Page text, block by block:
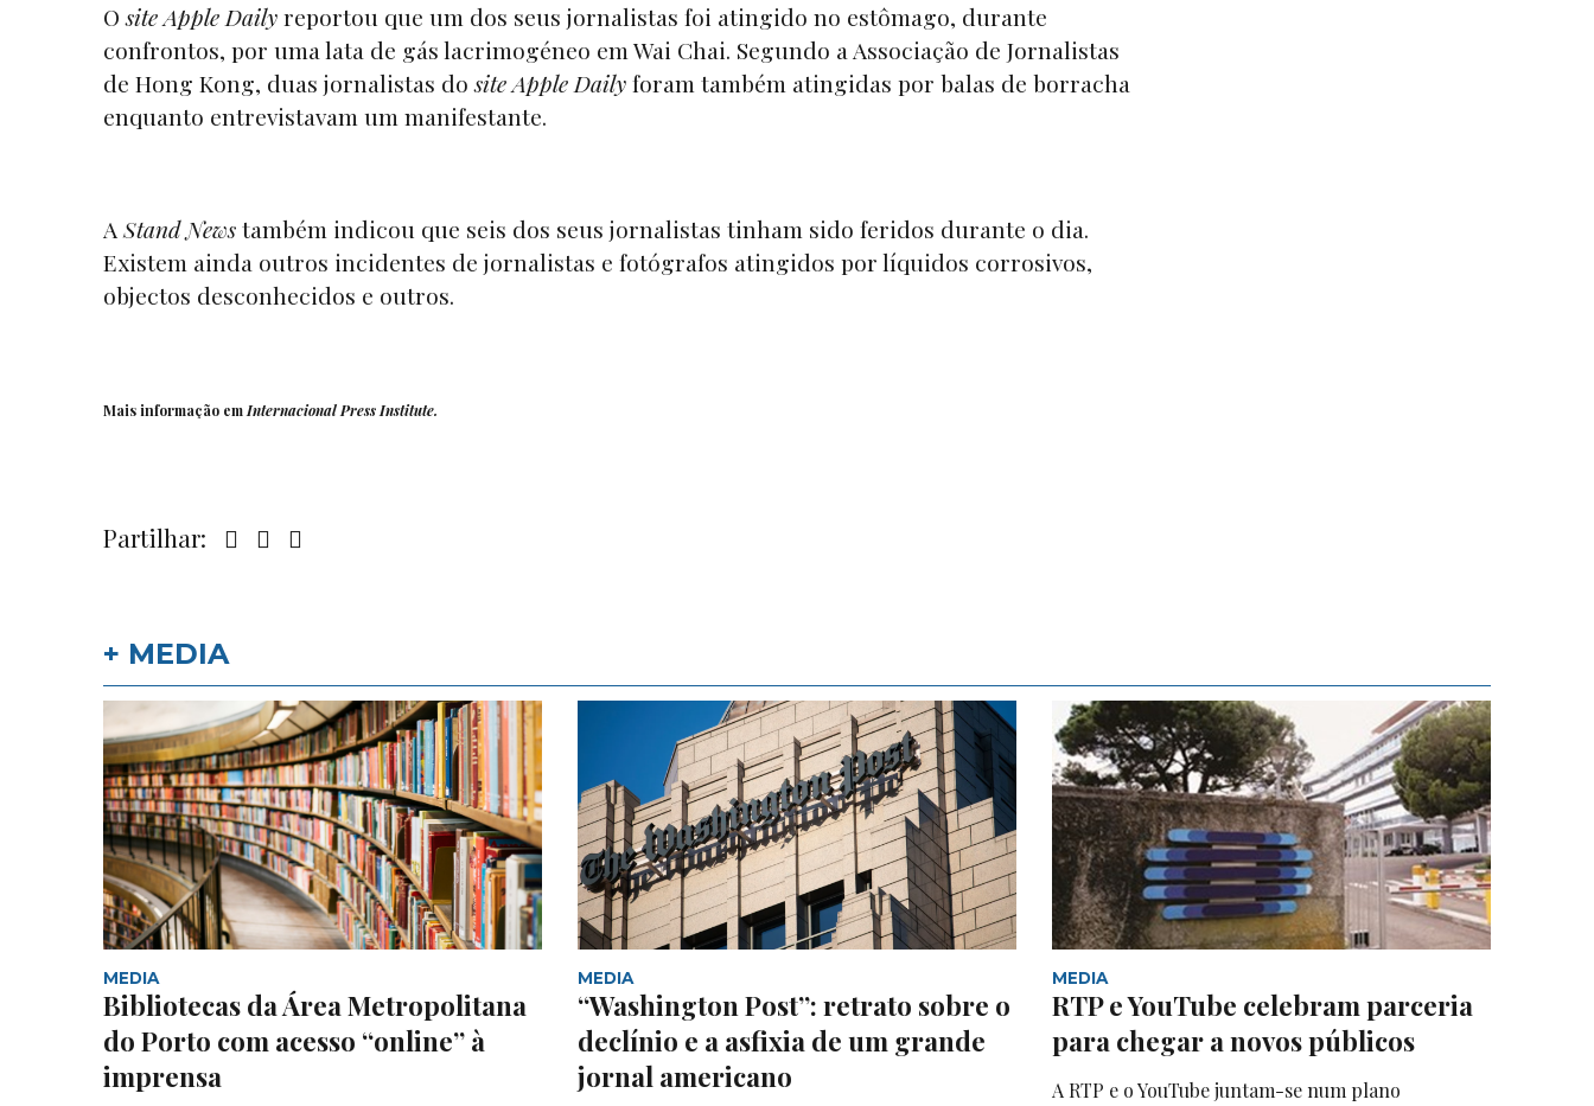
Osite Apple Dailyreportou que um dos seus jornalistas foi atingido no estômago, durante
confrontos, por uma lata de gás lacrimogéneo em Wai Chai. Segundo a Associação de Jornalistas
de Hong Kong, duas jornalistas dositeApple Dailyforam também atingidas por balas de borracha
enquanto entrevistavam um manifestante.
A Stand Newstambém indicou que seis dos seus jornalistas tinham sido feridos durante o dia.
Existem ainda outros incidentes de jornalistas e fotógrafos atingidos por líquidos corrosivos,
objectos desconhecidos e outros.
Mais informação emInternacional Press Institute.
Partilhar:
+ MEDIA
MEDIA
Bibliotecas da Área Metropolitana
do Porto com acesso “online” à
imprensa
MEDIA
“Washington Post”: retrato sobre o
declínio e a asfixia de um grande
jornal americano
MEDIA
RTP e YouTube celebram parceria
para chegar a novos públicos
A RTP e o YouTube juntam-se num plano